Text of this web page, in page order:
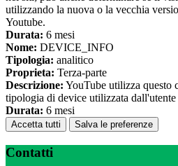
utilizzando la nuova o la vecchia
Youtube.
Durata: 6 mesi
Nome: DEVICE_INFO
Tipologia: analitico
Proprieta: Terza-parte
Descrizione: YouTube utilizza questo
tipologia di device utilizzata dall'utente
Durata: 6 mesi
Accetta tutti Salva le preferenze
Contatti